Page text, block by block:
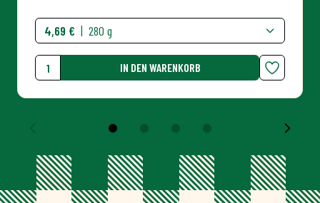
4,69 € | 280 g
Menge
IN DEN WARENKORB